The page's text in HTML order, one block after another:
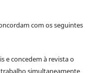
com os seguintes
e concedem à revista o
simultaneamente